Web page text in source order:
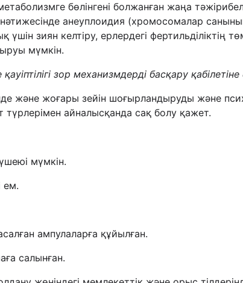
бөлінгені болжанған жаңа
анеуплоидия (хромосомалар
зиян келтіру, ерлердегі фертильділіктің
мүмкін.
зор механизмдерді басқару
және жоғары зейін шоғырландыруды және
түрлерімен айналысқанда сақ болу қажет.
мүмкін.
ем.
ампулаларға құйылған.
салынған.